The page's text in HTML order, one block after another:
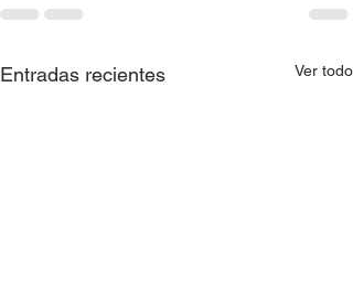
Entradas recientes Ver todo